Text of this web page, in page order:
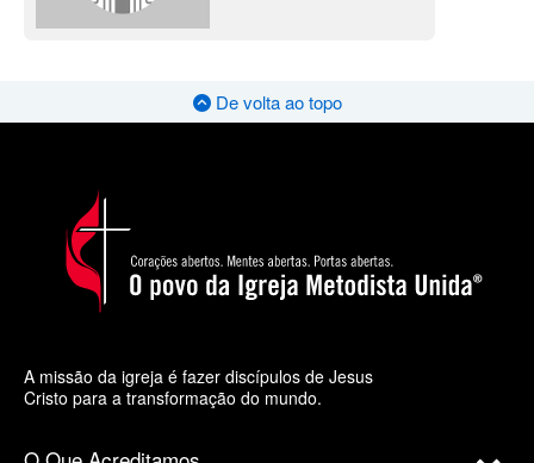
De volta ao topo
A missão da igreja é fazer discípulos de Jesus
Cristo para a transformação do mundo.